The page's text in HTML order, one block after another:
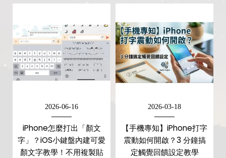
2026-06-16
iPhone怎麼打出「顏文
字」？iOS小鍵盤內建可愛
顏文字教學！不用複製貼
2026-03-18
【手機專知】iPhone打字
震動如何開啟？3 分鐘搞
定觸覺回饋設定教學